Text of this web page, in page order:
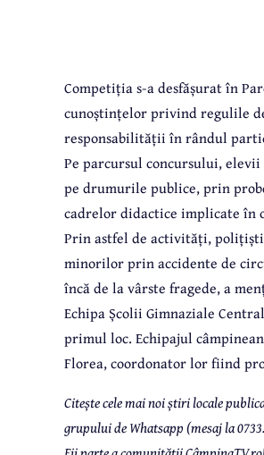
Competiția s-a desfășurat în
cunoștințelor privind regulile
responsabilității în rândul
Pe parcursul concursului,
pe drumurile publice, prin
cadrelor didactice implicate în
Prin astfel de activități,
minorilor prin accidente de
încă de la vârste fragede, a
Echipa Școlii Gimnaziale
primul loc. Echipajul
Florea, coordonator lor fiind
Citește cele mai noi știri locale
grupului de Whatsapp (mesaj la